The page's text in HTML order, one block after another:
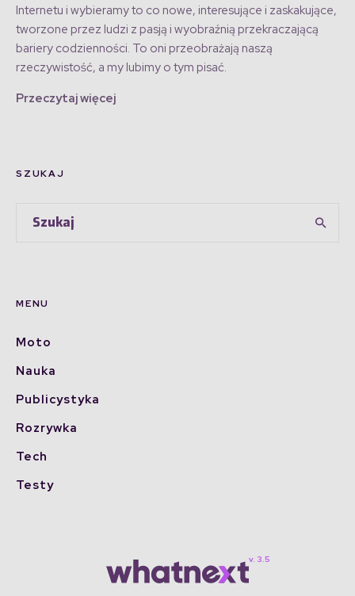
Internetu i wybieramy to co nowe, interesujące i zaskakujące,
tworzone przez ludzi z pasją i wyobraźnią przekraczającą
bariery codzienności. To oni przeobrażają naszą
rzeczywistość, a my lubimy o tym pisać.
Przeczytaj więcej
SZUKAJ
MENU
Moto
Nauka
Publicystyka
Rozrywka
Tech
Testy